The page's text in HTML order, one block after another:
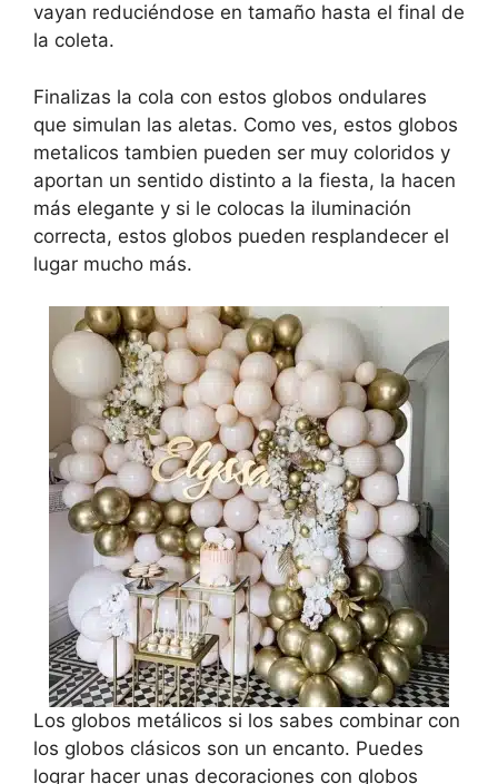
vayan reduciéndose en tamaño hasta el final de
la coleta.
Finalizas la cola con estos globos ondulares
que simulan las aletas. Como ves, estos globos
metalicos tambien pueden ser muy coloridos y
aportan un sentido distinto a la fiesta, la hacen
más elegante y si le colocas la iluminación
correcta, estos globos pueden resplandecer el
lugar mucho más.
Los globos metálicos si los sabes combinar con
los globos clásicos son un encanto. Puedes
lograr hacer unas decoraciones con globos